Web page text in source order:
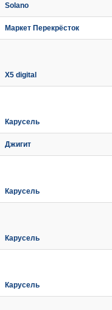
Solano
Маркет Перекрёсток
X5 digital
Карусель
Джигит
Карусель
Карусель
Карусель